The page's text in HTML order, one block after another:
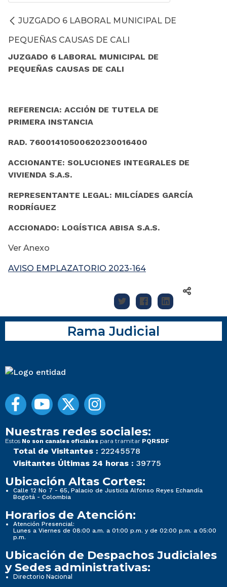
JUZGADO 6 LABORAL MUNICIPAL DE
PEQUEÑAS CAUSAS DE CALI
JUZGADO 6 LABORAL MUNICIPAL DE
PEQUEÑAS CAUSAS DE CALI
REFERENCIA: ACCIÓN DE TUTELA DE
PRIMERA INSTANCIA
RAD. 76001410500620230016400
ACCIONANTE: SOLUCIONES INTEGRALES DE
VIVIENDA S.A.S.
REPRESENTANTE LEGAL: MILCÍADES GARCÍA
RODRÍGUEZ
ACCIONADO: LOGÍSTICA ABISA S.A.S.
Ver Anexo
AVISO EMPLAZATORIO 2023-164
Rama Judicial
Nuestras redes sociales:
Estos No son canales oficiales para tramitar PQRSDF
Total de Visitantes : 22245578
Visitantes Últimas 24 horas : 39775
Ubicación Altas Cortes:
Calle 12 No 7 - 65, Palacio de Justicia Alfonso Reyes Echandía
Bogotá - Colombia
Horarios de Atención:
Atención Presencial:
Lunes a Viernes de 08:00 a.m. a 01:00 p.m. y de 02:00 p.m. a 05:00
p.m.
Ubicación de Despachos Judiciales
y Sedes administrativas:
Directorio Nacional